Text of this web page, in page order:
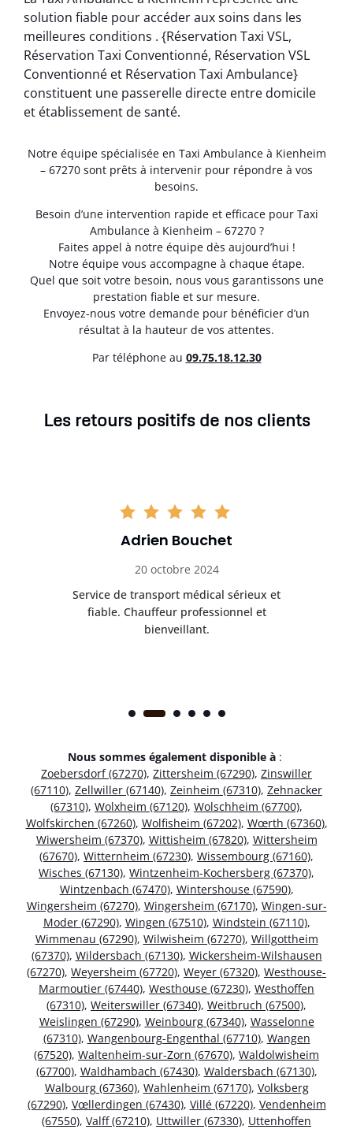
solution fiable pour accéder aux soins dans les
meilleures conditions . {Réservation Taxi VSL,
Réservation Taxi Conventionné, Réservation VSL
Conventionné et Réservation Taxi Ambulance}
constituent une passerelle directe entre domicile
et établissement de santé.
Notre équipe spécialisée en Taxi Ambulance à Kienheim
– 67270 sont prêts à intervenir pour répondre à vos
besoins.
Besoin d’une intervention rapide et efficace pour Taxi
Ambulance à Kienheim – 67270 ?
Faites appel à notre équipe dès aujourd’hui !
Notre équipe vous accompagne à chaque étape.
Quel que soit votre besoin, nous vous garantissons une
prestation fiable et sur mesure.
Envoyez-nous votre demande pour bénéficier d’un
résultat à la hauteur de vos attentes.
Par téléphone au 09.75.18.12.30
Les retours positifs de nos clients
Adrien Bouchet
20 octobre 2024
Service de transport médical sérieux et
fiable. Chauffeur professionnel et
bienveillant.
Nous sommes également disponible à :
Zoebersdorf (67270), Zittersheim (67290), Zinswiller
(67110), Zellwiller (67140), Zeinheim (67310), Zehnacker
(67310), Wolxheim (67120), Wolschheim (67700),
Wolfskirchen (67260), Wolfisheim (67202), Wœrth (67360),
Wiwersheim (67370), Wittisheim (67820), Wittersheim
(67670), Witternheim (67230), Wissembourg (67160),
Wisches (67130), Wintzenheim-Kochersberg (67370),
Wintzenbach (67470), Wintershouse (67590),
Wingersheim (67270), Wingersheim (67170), Wingen-sur-
Moder (67290), Wingen (67510), Windstein (67110),
Wimmenau (67290), Wilwisheim (67270), Willgottheim
(67370), Wildersbach (67130), Wickersheim-Wilshausen
(67270), Weyersheim (67720), Weyer (67320), Westhouse-
Marmoutier (67440), Westhouse (67230), Westhoffen
(67310), Weiterswiller (67340), Weitbruch (67500),
Weislingen (67290), Weinbourg (67340), Wasselonne
(67310), Wangenbourg-Engenthal (67710), Wangen
(67520), Waltenheim-sur-Zorn (67670), Waldolwisheim
(67700), Waldhambach (67430), Waldersbach (67130),
Walbourg (67360), Wahlenheim (67170), Volksberg
(67290), Vœllerdingen (67430), Villé (67220), Vendenheim
(67550), Valff (67210), Uttwiller (67330), Uttenhoffen